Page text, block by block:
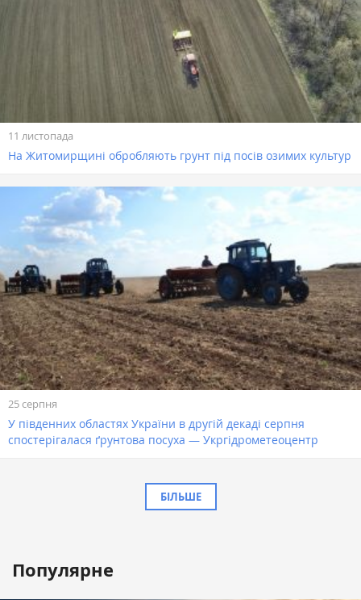
11 листопада
На Житомирщині обробляють грунт під посів озимих культур
25 серпня
У південних областях України в другій декаді серпня
спостерігалася ґрунтова посуха — Укргідрометеоцентр
БІЛЬШЕ
Популярне